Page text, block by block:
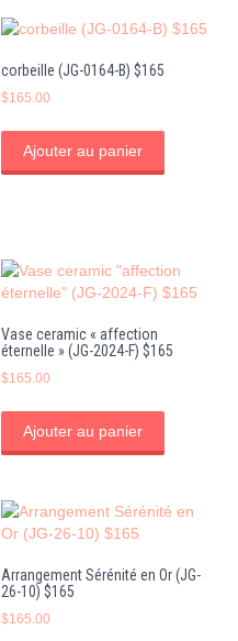
corbeille (JG-0164-B) $165
$165.00
Ajouter au panier
Vase ceramic « affection
éternelle » (JG-2024-F) $165
$165.00
Ajouter au panier
Arrangement Sérénité en Or (JG-
26-10) $165
$165.00